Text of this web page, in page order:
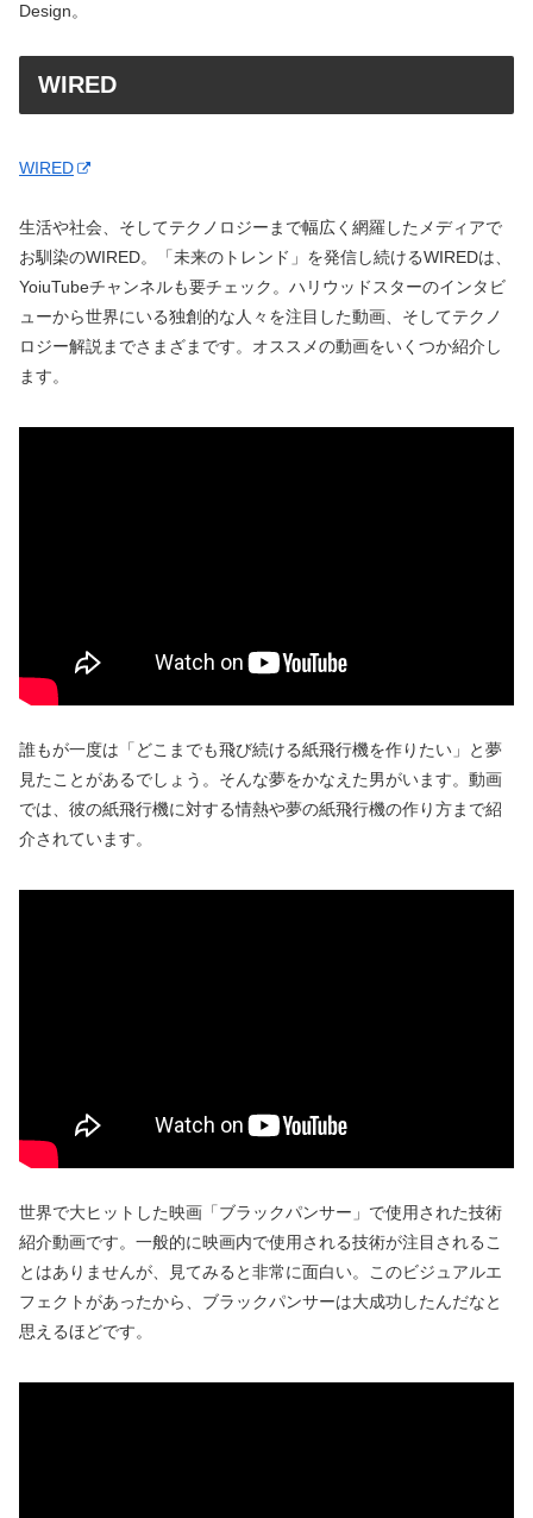
Design。
WIRED
WIRED
生活や社会、そしてテクノロジーまで幅広く網羅したメディアで
お馴染のWIRED。「未来のトレンド」を発信し続けるWIREDは、
YoiuTubeチャンネルも要チェック。ハリウッドスターのインタビ
ューから世界にいる独創的な人々を注目した動画、そしてテクノ
ロジー解説までさまざまです。オススメの動画をいくつか紹介し
ます。
誰もが一度は「どこまでも飛び続ける紙飛行機を作りたい」と夢
見たことがあるでしょう。そんな夢をかなえた男がいます。動画
では、彼の紙飛行機に対する情熱や夢の紙飛行機の作り方まで紹
介されています。
世界で大ヒットした映画「ブラックパンサー」で使用された技術
紹介動画です。一般的に映画内で使用される技術が注目されるこ
とはありませんが、見てみると非常に面白い。このビジュアルエ
フェクトがあったから、ブラックパンサーは大成功したんだなと
思えるほどです。